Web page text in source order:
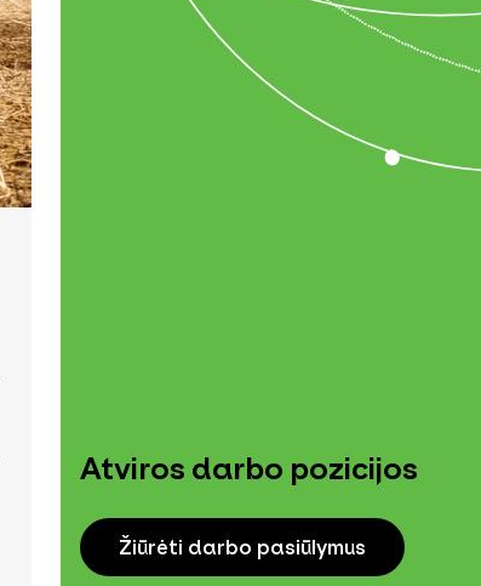
Atviros darbo pozicijos
Žiūrėti darbo pasiūlymus